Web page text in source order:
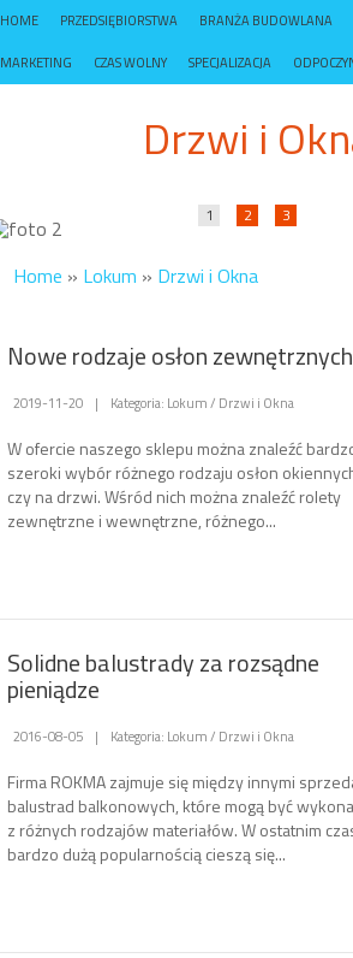
HOME PRZEDSIĘBIORSTWA BRANŻA BUDOWLANA
MARKETING CZAS WOLNY SPECJALIZACJA
Drzwi i
1 2 3
Home » Lokum » Drzwi i Okna
Nowe rodzaje osłon zewnętrznych
2019-11-20 | Kategoria: Lokum / Drzwi i Okna
W ofercie naszego sklepu można znaleźć
szeroki wybór różnego rodzaju osłon
czy na drzwi. Wśród nich można znaleźć rolety
zewnętrzne i wewnętrzne, różnego...
Solidne balustrady za rozsądne
pieniądze
2016-08-05 | Kategoria: Lokum / Drzwi i Okna
Firma ROKMA zajmuje się między innymi
balustrad balkonowych, które mogą być
z różnych rodzajów materiałów. W ostatnim
bardzo dużą popularnością cieszą się...